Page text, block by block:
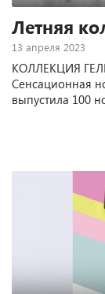
Летняя
13 апреля 2023
КОЛЛЕКЦИЯ
Сенсационная
выпустила 100